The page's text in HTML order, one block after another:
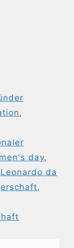
,
day,
Leonardo da
,